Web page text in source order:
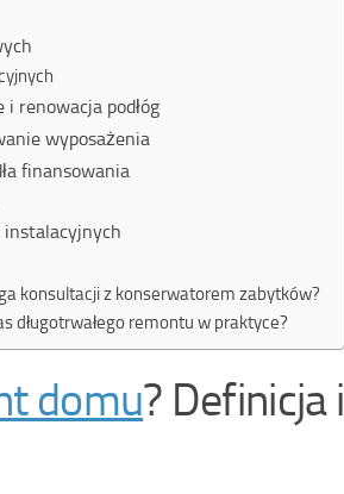
renowacja podłóg
wyposażenia
finansowania
instalacyjnych
konsultacji z konserwatorem zabytków?
długotrwałego remontu w praktyce?
domu? Definicja i